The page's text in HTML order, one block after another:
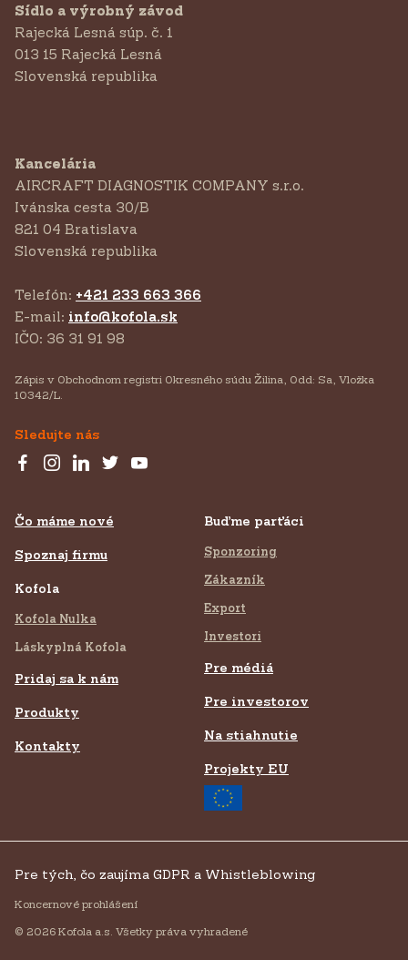
Sídlo a výrobný závod
Rajecká Lesná súp. č. 1
013 15 Rajecká Lesná
Slovenská republika
Kancelária
AIRCRAFT DIAGNOSTIK COMPANY s.r.o.
‍Ivánska cesta 30/B
821 04 Bratislava
Slovenská republika
Telefón: +421 233 663 366
E-mail: info@kofola.sk
IČO: 36 31 91 98
Zápis v Obchodnom registri Okresného súdu Žilina, Odd: Sa, Vložka
10342/L.
Sledujte nás
Čo máme nové
Spoznaj firmu
Kofola
Kofola Nulka
Láskyplná Kofola
Pridaj sa k nám
Produkty
Kontakty
Buďme parťáci
Sponzoring
Zákazník
Export
Investori
Pre médiá
Pre investorov
Na stiahnutie
Projekty EU
Pre tých, čo zaujíma GDPR a Whistleblowing
Koncernové prohlášení
© 2026 Kofola a.s. Všetky práva vyhradené